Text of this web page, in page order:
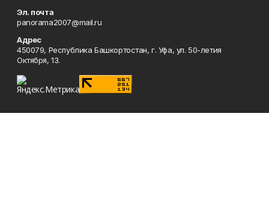
Эл. почта
panorama2007@mail.ru
Адрес
450079, Республика Башкортостан, г. Уфа, ул. 50-летия
Октября, 13.